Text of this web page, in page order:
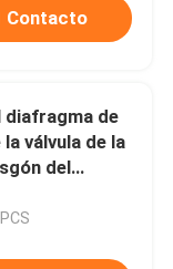
Contacto
de
válvula de la
del